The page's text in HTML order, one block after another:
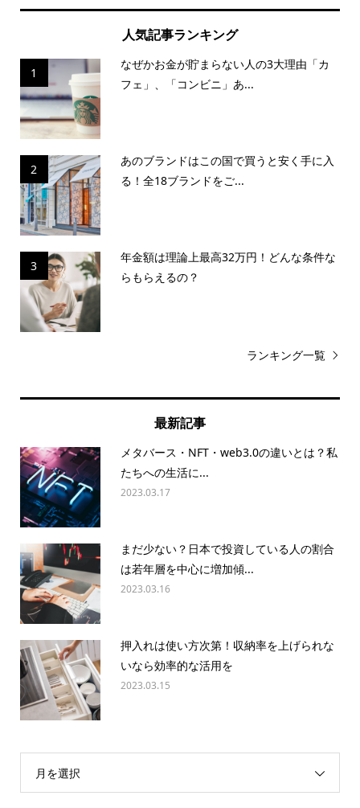
人気記事ランキング
1
なぜかお金が貯まらない人の3大理由「カ
フェ」、「コンビニ」あ...
2
あのブランドはこの国で買うと安く手に入
る！全18ブランドをご...
3
年金額は理論上最高32万円！どんな条件な
らもらえるの？
ランキング一覧
最新記事
メタバース・NFT・web3.0の違いとは？私
たちへの生活に...
2023.03.17
まだ少ない？日本で投資している人の割合
は若年層を中心に増加傾...
2023.03.16
押入れは使い方次第！収納率を上げられな
いなら効率的な活用を
2023.03.15
月を選択